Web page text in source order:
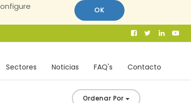
OK
Sectores Noticias FAQ's Contacto
Ordenar Por